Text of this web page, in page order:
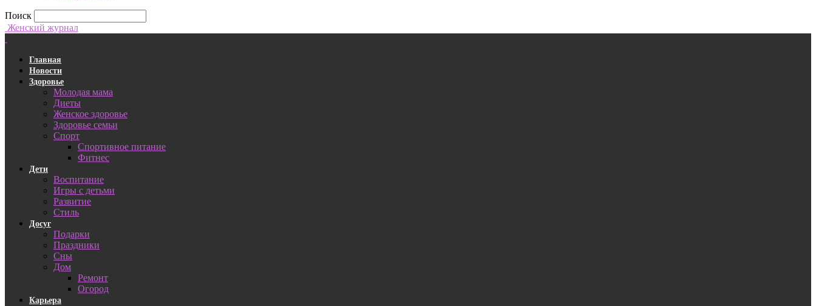
Поиск
Женский журнал
Главная
Новости
Здоровье
Молодая мама
Диеты
Женское здоровье
Здоровье семьи
Спорт
Спортивное питание
Фитнес
Дети
Воспитание
Игры с детьми
Развитие
Стиль
Досуг
Подарки
Праздники
Сны
Дом
Ремонт
Огород
Карьера